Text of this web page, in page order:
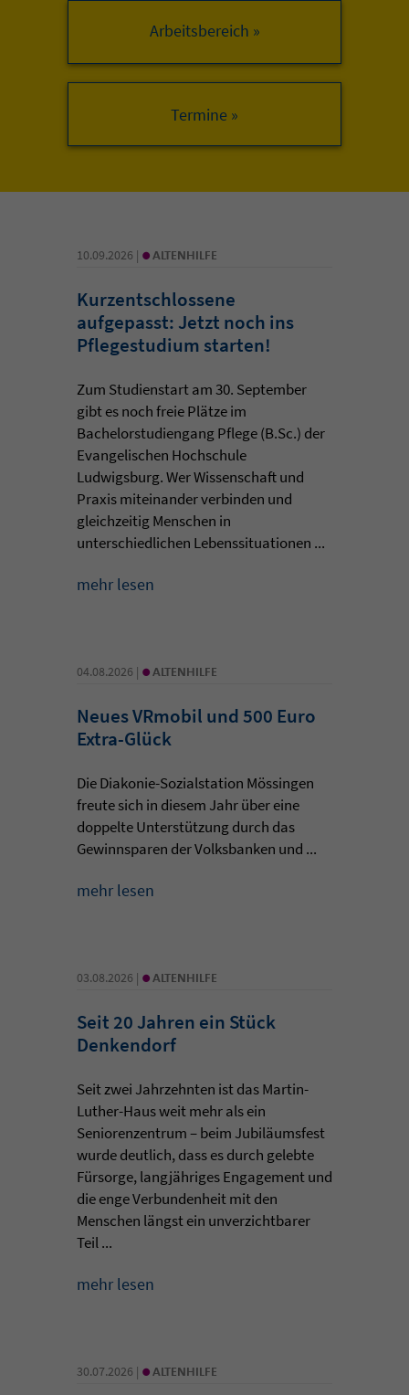
Arbeitsbereich »
10.09.2026 | • ALTENHILFE
Kurzentschlossene
aufgepasst: Jetzt noch ins
Pflegestudium starten!
Zum Studienstart am 30. September
gibt es noch freie Plätze im
Bachelorstudiengang Pflege (B.Sc.) der
Evangelischen Hochschule
Ludwigsburg. Wer Wissenschaft und
Praxis miteinander verbinden und
gleichzeitig Menschen in
unterschiedlichen Lebenssituationen ...
mehr lesen
04.08.2026 | • ALTENHILFE
Neues VRmobil und 500 Euro
Extra-Glück
Die Diakonie-Sozialstation Mössingen
freute sich in diesem Jahr über eine
doppelte Unterstützung durch das
Gewinnsparen der Volksbanken und ...
mehr lesen
03.08.2026 | • ALTENHILFE
Seit 20 Jahren ein Stück
Denkendorf
Seit zwei Jahrzehnten ist das Martin-
Luther-Haus weit mehr als ein
Seniorenzentrum – beim Jubiläumsfest
wurde deutlich, dass es durch gelebte
Fürsorge, langjähriges Engagement und
die enge Verbundenheit mit den
Menschen längst ein unverzichtbarer
Teil ...
mehr lesen
30.07.2026 | • ALTENHILFE